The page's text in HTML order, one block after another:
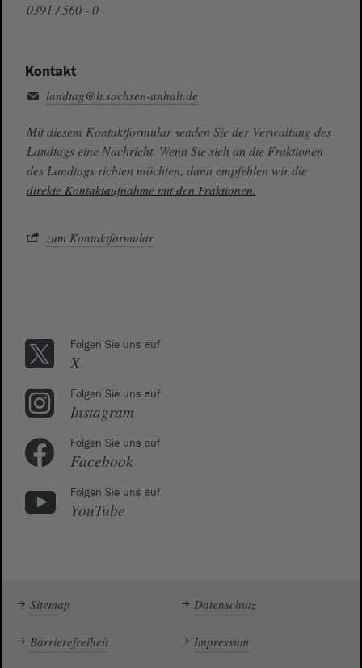
0391 / 560 - 0
Kontakt
landtag@lt.sachsen-anhalt.de
Mit diesem Kontaktformular senden Sie der Verwaltung des
Landtags eine Nachricht. Wenn Sie sich an die Fraktionen
des Landtags richten möchten, dann empfehlen wir die
direkte Kontaktaufnahme mit den Fraktionen.
zum Kontaktformular
Folgen Sie uns auf
X
Folgen Sie uns auf
Instagram
Folgen Sie uns auf
Facebook
Folgen Sie uns auf
YouTube
Sitemap Datenschutz
Barrierefreiheit Impressum